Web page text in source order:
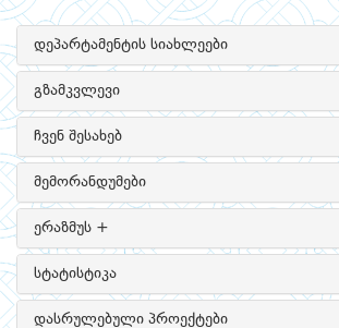
დეპარტამენტის სიახლეები
გზამკვლევი
ჩვენ შესახებ
მემორანდუმები
ერაზმუს +
სტატისტიკა
დასრულებული პროექტები